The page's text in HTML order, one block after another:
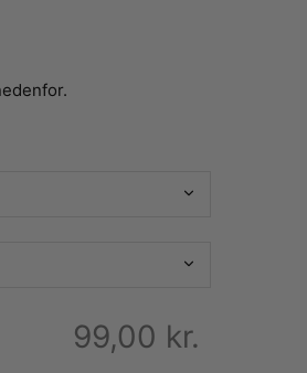
99,00 kr.